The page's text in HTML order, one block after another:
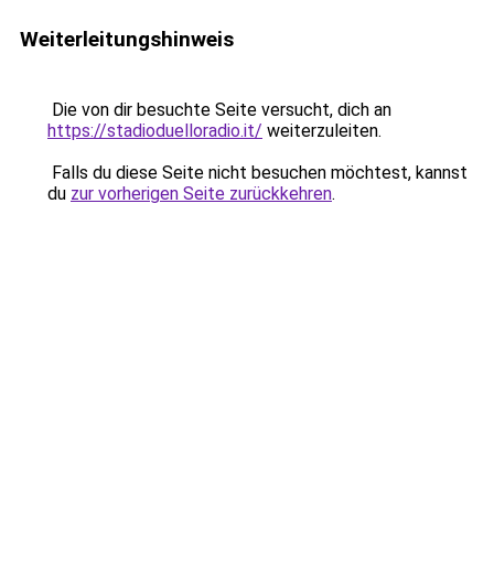
Weiterleitungshinweis
Die von dir besuchte Seite versucht, dich an
https://stadioduelloradio.it/ weiterzuleiten.
Falls du diese Seite nicht besuchen möchtest, kannst
du zur vorherigen Seite zurückkehren.